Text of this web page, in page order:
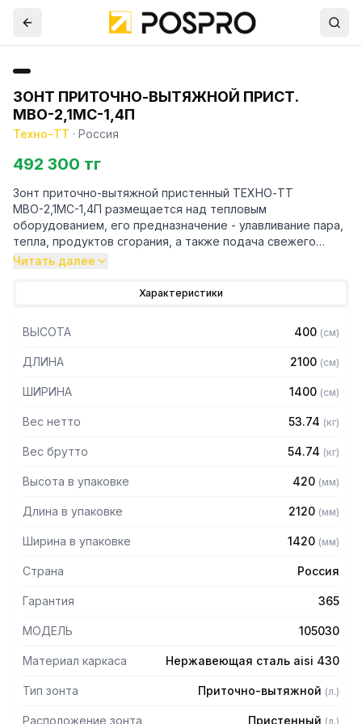
ЗОНТ ПРИТОЧНО-ВЫТЯЖНОЙ ПРИСТ.
МВО-2,1МС-1,4П
Техно-ТТ · Россия
492 300 тг
Зонт приточно-вытяжной пристенный ТЕХНО-ТТ
МВО-2,1МС-1,4П размещается над тепловым
оборудованием, его предназначение - улавливание пара,
тепла, продуктов сгорания, а также подача свежего
воздуха, что благоприятно сказывается на микроклимате
предметах мебели и кухонной утвари. Поэтому это
оборудование формирует микроклимат в помещении и
защищает сотрудников горячего цеха.
— Бескаркасный
0,8мм
— Поставляется в собранном виде
Читать далее
Характеристики
ВЫСОТА 400 (см)
ДЛИНА 2100 (см)
ШИРИНА 1400 (см)
Вес нетто 53.74 (кг)
Вес брутто 54.74 (кг)
Высота в упаковке 420 (мм)
Длина в упаковке 2120 (мм)
Ширина в упаковке 1420 (мм)
Страна Россия
Гарантия 365
МОДЕЛЬ 105030
Материал каркаса Нержавеющая сталь aisi 430
Тип зонта Приточно-вытяжной (л.)
Расположение зонта Пристенный (л.)